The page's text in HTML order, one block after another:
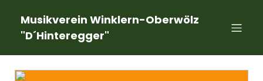
Musikverein Winklern-Oberwölz
"D´Hinteregger"